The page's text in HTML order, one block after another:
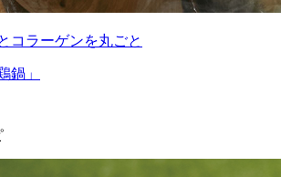
コラーゲンを丸ごと
鍋」